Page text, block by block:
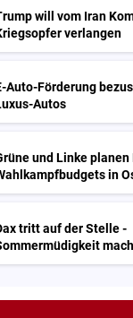
will vom Iran
verlangen
Auto-Förderung
Autos
und Linke planen
in
tritt auf der Stelle -